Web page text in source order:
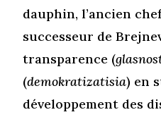
dauphin, l’ancien
successeur de
transparence (
(demokratizatisia) en
développement des